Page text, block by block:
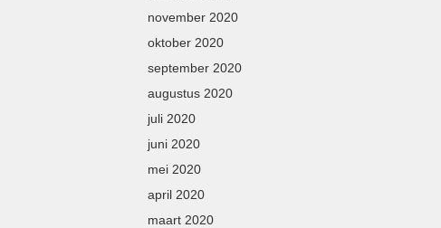
november 2020
oktober 2020
september 2020
augustus 2020
juli 2020
juni 2020
mei 2020
april 2020
maart 2020